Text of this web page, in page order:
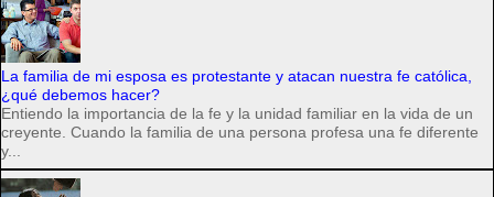
La familia de mi esposa es protestante y atacan nuestra fe católica,
¿qué debemos hacer?
Entiendo la importancia de la fe y la unidad familiar en la vida de un
creyente. Cuando la familia de una persona profesa una fe diferente
y...